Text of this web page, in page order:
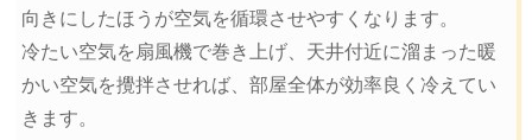
向きにしたほうが空気を循環させやすくなります。
冷たい空気を扇風機で巻き上げ、天井付近に溜まった暖
かい空気を攪拌させれば、部屋全体が効率良く冷えてい
きます。